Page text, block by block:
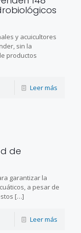
y acuicultores
sin la
productos
Leer más
de
garantizar la
a pesar de
[…]
Leer más